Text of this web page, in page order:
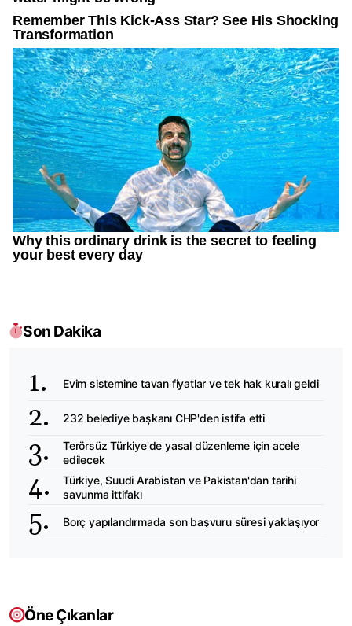
Son Dakika
Evim sistemine tavan fiyatlar ve tek hak kuralı geldi
232 belediye başkanı CHP'den istifa etti
Terörsüz Türkiye'de yasal düzenleme için acele
edilecek
Türkiye, Suudi Arabistan ve Pakistan'dan tarihi
savunma ittifakı
Borç yapılandırmada son başvuru süresi yaklaşıyor
Öne Çıkanlar